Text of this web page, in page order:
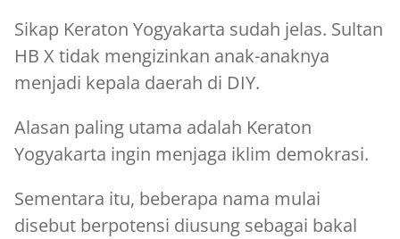
Sikap Keraton Yogyakarta sudah jelas. Sultan
HB X tidak mengizinkan anak-anaknya
menjadi kepala daerah di DIY.
Alasan paling utama adalah Keraton
Yogyakarta ingin menjaga iklim demokrasi.
Sementara itu, beberapa nama mulai
disebut berpotensi diusung sebagai bakal